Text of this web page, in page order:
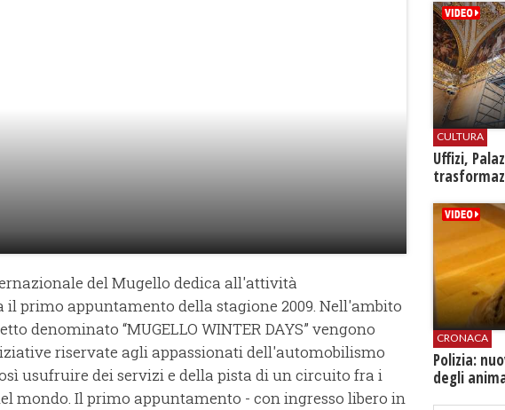
del Mugello dedica all'attività
primo appuntamento della stagione 2009. Nell'ambito
denominato “MUGELLO WINTER DAYS” vengono
riservate agli appassionati dell'automobilismo
usufruire dei servizi e della pista di un circuito fra i
mondo. Il primo appuntamento - con ingresso libero in
CULTURA
Uffizi,
CRONACA
Polizia:
degli